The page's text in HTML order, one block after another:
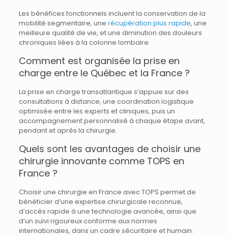
Les bénéfices fonctionnels incluent la conservation de la
mobilité segmentaire, une récupération plus rapide, une
meilleure qualité de vie, et une diminution des douleurs
chroniques liées à la colonne lombaire.
Comment est organisée la prise en
charge entre le Québec et la France ?
La prise en charge transatlantique s’appuie sur des
consultations à distance, une coordination logistique
optimisée entre les experts et cliniques, puis un
accompagnement personnalisé à chaque étape avant,
pendant et après la chirurgie.
Quels sont les avantages de choisir une
chirurgie innovante comme TOPS en
France ?
Choisir une chirurgie en France avec TOPS permet de
bénéficier d’une expertise chirurgicale reconnue,
d’accès rapide à une technologie avancée, ainsi que
d’un suivi rigoureux conforme aux normes
internationales, dans un cadre sécuritaire et humain.